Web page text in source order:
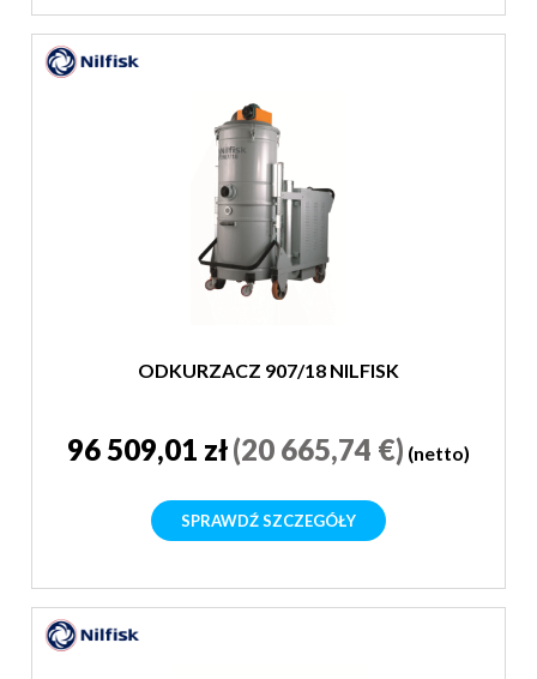
ODKURZACZ 907/18 NILFISK
96 509,01 zł(20 665,74 €) (netto)
SPRAWDŹ SZCZEGÓŁY